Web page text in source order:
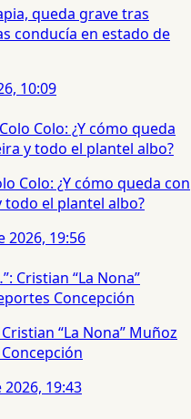
queda grave tras
conducía en estado de
10:09
Colo: ¿Y cómo queda con
el plantel albo?
2026, 19:56
“La Nona” Muñoz
19:43